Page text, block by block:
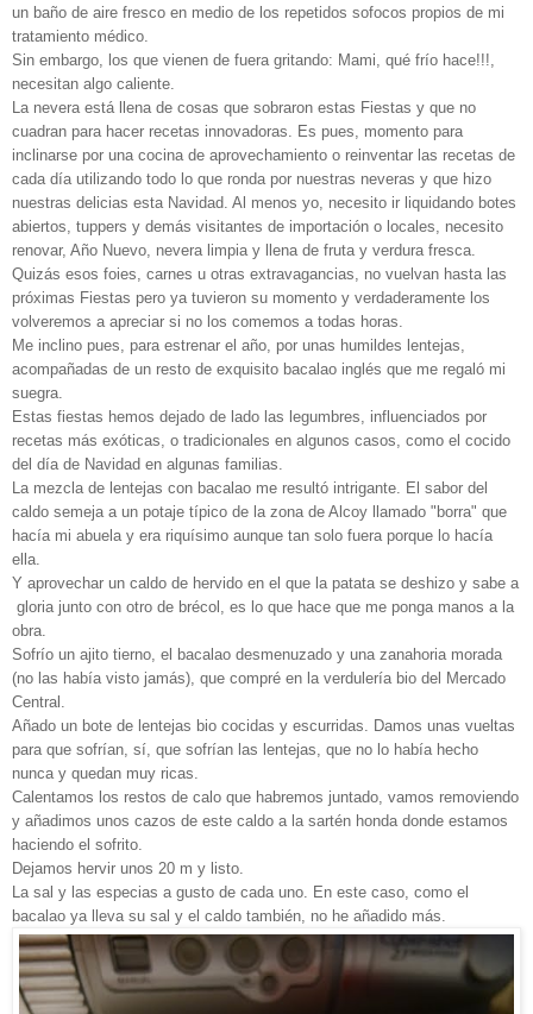
un baño de aire fresco en medio de los repetidos sofocos propios de mi
tratamiento médico.
Sin embargo, los que vienen de fuera gritando: Mami, qué frío hace!!!,
necesitan algo caliente.
La nevera está llena de cosas que sobraron estas Fiestas y que no
cuadran para hacer recetas innovadoras. Es pues, momento para
inclinarse por una cocina de aprovechamiento o reinventar las recetas de
cada día utilizando todo lo que ronda por nuestras neveras y que hizo
nuestras delicias esta Navidad. Al menos yo, necesito ir liquidando botes
abiertos, tuppers y demás visitantes de importación o locales, necesito
renovar, Año Nuevo, nevera limpia y llena de fruta y verdura fresca.
Quizás esos foies, carnes u otras extravagancias, no vuelvan hasta las
próximas Fiestas pero ya tuvieron su momento y verdaderamente los
volveremos a apreciar si no los comemos a todas horas.
Me inclino pues, para estrenar el año, por unas humildes lentejas,
acompañadas de un resto de exquisito bacalao inglés que me regaló mi
suegra.
Estas fiestas hemos dejado de lado las legumbres, influenciados por
recetas más exóticas, o tradicionales en algunos casos, como el cocido
del día de Navidad en algunas familias.
La mezcla de lentejas con bacalao me resultó intrigante. El sabor del
caldo semeja a un potaje típico de la zona de Alcoy llamado "borra" que
hacía mi abuela y era riquísimo aunque tan solo fuera porque lo hacía
ella.
Y aprovechar un caldo de hervido en el que la patata se deshizo y sabe a
gloria junto con otro de brécol, es lo que hace que me ponga manos a la
obra.
Sofrío un ajito tierno, el bacalao desmenuzado y una zanahoria morada
(no las había visto jamás), que compré en la verdulería bio del Mercado
Central.
Añado un bote de lentejas bio cocidas y escurridas. Damos unas vueltas
para que sofrían, sí, que sofrían las lentejas, que no lo había hecho
nunca y quedan muy ricas.
Calentamos los restos de calo que habremos juntado, vamos removiendo
y añadimos unos cazos de este caldo a la sartén honda donde estamos
haciendo el sofrito.
Dejamos hervir unos 20 m y listo.
La sal y las especias a gusto de cada uno. En este caso, como el
bacalao ya lleva su sal y el caldo también, no he añadido más.